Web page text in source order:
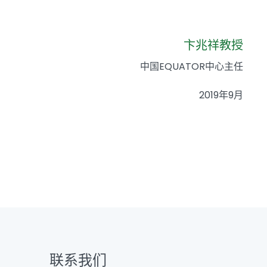
卞兆祥教授
中国EQUATOR中心主任
2019年9月
联系我们